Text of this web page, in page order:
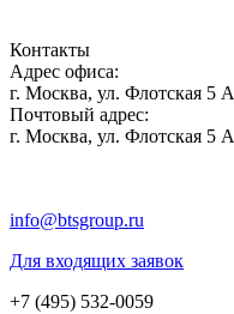
Контакты
Адрес офиса:
г. Москва, ул. Флотская 5 А
Почтовый адрес:
г. Москва, ул. Флотская 5 А
info@btsgroup.ru
Для входящих заявок
+7 (495) 532-0059